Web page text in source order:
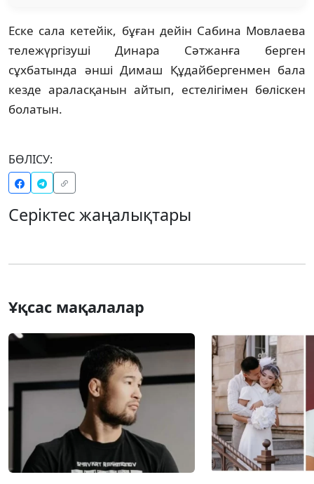
Еске сала кетейік, бұған дейін Сабина Мовлаева
тележүргізуші Динара Сәтжанға берген
сұхбатында әнші Димаш Құдайбергенмен бала
кезде араласқанын айтып, естелігімен бөліскен
болатын.
БӨЛІСУ:
Серіктес жаңалықтары
Ұқсас мақалалар